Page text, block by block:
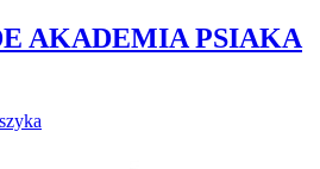
AKADEMIA PSIAKA